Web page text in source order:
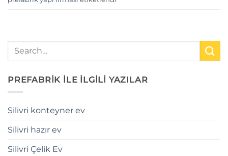
PREFABRİK İLE İLGİLİ YAZILAR
Silivri konteyner ev
Silivri hazır ev
Silivri Çelik Ev